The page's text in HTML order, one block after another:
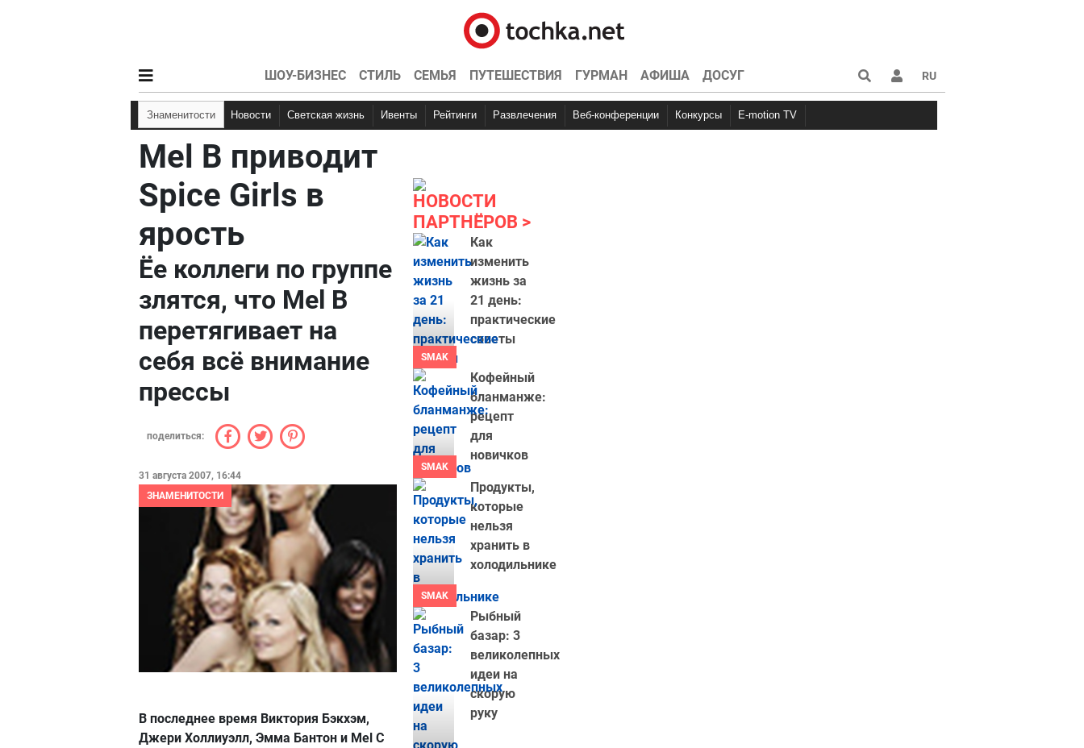
ШОУ-БИЗНЕС СТИЛЬ СЕМЬЯ ПУТЕШЕСТВИЯ ГУРМАН АФИША ДОСУГ RU
Знаменитости Новости Светская жизнь Ивенты Рейтинги Развлечения Веб-конференции Конкурсы E-motion TV
Mel B приводит
Spice Girls в
ярость
Ёе коллеги по группе
злятся, что Mel B
перетягивает на
себя всё внимание
прессы
поделиться:
31 августа 2007, 16:44
ЗНАМЕНИТОСТИ
В последнее время Виктория Бэкхэм,
Джери Холлиуэлл, Эмма Бантон и Mel C
НОВОСТИ
ПАРТНЁРОВ
SMAK
Как
изменить
жизнь за
21 день:
практические
советы
SMAK
Кофейный
бланманже:
рецепт
для
новичков
SMAK
Продукты,
которые
нельзя
хранить в
холодильнике
Рыбный
базар: 3
великолепных
идеи на
скорую
руку